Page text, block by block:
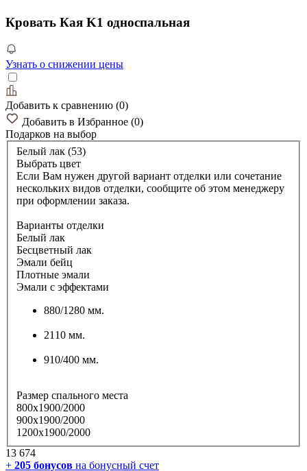
Кровать Кая K1 односпальная
Узнать о снижении цены
Добавить к сравнению (0)
Добавить в Избранное (0)
Подарков на выбор
Белый лак (53)
Выбрать цвет
Если Вам нужен другой вариант отделки или сочетание
нескольких видов отделки, сообщите об этом менеджеру
при оформлении заказа.
Варианты отделки
Белый лак
Бесцветный лак
Эмали бейц
Плотные эмали
Эмали с эффектами
880/1280 мм.
2110 мм.
910/400 мм.
Размер спального места
800х1900/2000
900х1900/2000
1200х1900/2000
13 674
+ 205 бонусов на бонусный счет